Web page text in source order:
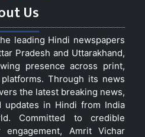
Us
leading Hindi newspapers
Pradesh and Uttarakhand,
presence across print,
Through its news
the latest breaking news,
updates in Hindi from India
Committed to credible
engagement, Amrit Vichar